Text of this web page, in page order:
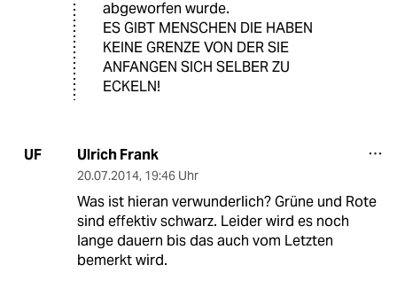
abgeworfen wurde.
ES GIBT MENSCHEN DIE HABEN
KEINE GRENZE VON DER SIE
ANFANGEN SICH SELBER ZU
ECKELN!
UF Ulrich Frank
20.07.2014, 19:46 Uhr
Was ist hieran verwunderlich? Grüne und Rote
sind effektiv schwarz. Leider wird es noch
lange dauern bis das auch vom Letzten
bemerkt wird.